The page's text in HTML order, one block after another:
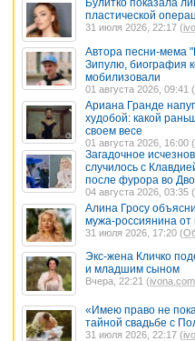
Булитко показала
пластической
31 июля 2026, 22:17 (
Автора песни-мема
Зипулю, биография
мобилизовали
01 августа 2026, 09:41 (
Ариана Гранде
худобой: какой
своем весе
01 августа 2026, 16:00 (
Загадочное
случилось с
после фурора во
04 августа 2026, 03:35 (
Алина Гросу
мужа-россиянина от
31 июля 2026, 17:20 (
Экс-жена Кличко
и младшим сыном
Вчера, 22:21 (
«Имею право не
тайной свадьбе с
31 июля 2026, 22:17 (